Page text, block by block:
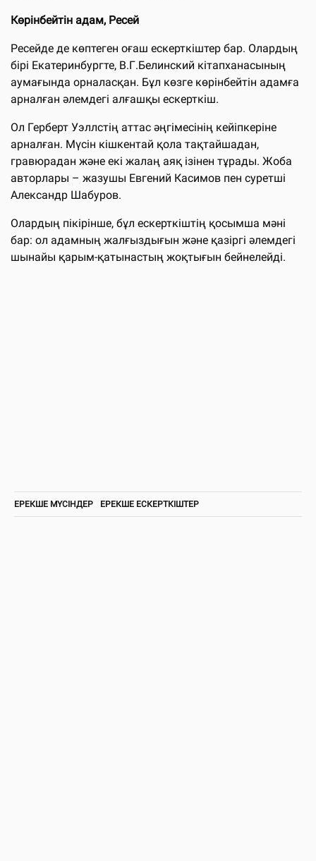
Көрінбейтін адам, Ресей
Ресейде де көптеген оғаш ескерткіштер бар. Олардың
бірі Екатеринбургте, В.Г.Белинский кітапханасының
аумағында орналасқан. Бұл көзге көрінбейтін адамға
арналған әлемдегі алғашқы ескерткіш.
Ол Герберт Уэллстің аттас әңгімесінің кейіпкеріне
арналған. Мүсін кішкентай қола тақтайшадан,
гравюрадан және екі жалаң аяқ ізінен тұрады. Жоба
авторлары – жазушы Евгений Касимов пен суретші
Александр Шабуров.
Олардың пікірінше, бұл ескерткіштің қосымша мәні
бар: ол адамның жалғыздығын және қазіргі әлемдегі
шынайы қарым-қатынастың жоқтығын бейнелейді.
ЕРЕКШЕ МҮСІНДЕР ЕРЕКШЕ ЕСКЕРТКІШТЕР